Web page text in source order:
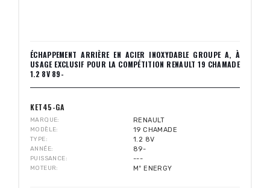
ÉCHAPPEMENT ARRIÈRE EN ACIER INOXYDABLE GROUPE A, À
USAGE EXCLUSIF POUR LA COMPÉTITION RENAULT 19 CHAMADE
1.2 8V 89-
KET45-GA
MARQUE RENAULT
MODÈLE 19 CHAMADE
TYPE 1.2 8V
ANNÉE 89-
PUISSANCE ---
MOTEUR Mº ENERGY